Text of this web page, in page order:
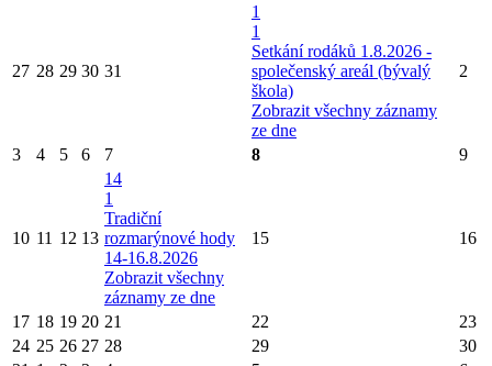
27 28 29 30 31
1
1
Setkání rodáků 1.8.2026 -
společenský areál (bývalý
škola)
Zobrazit všechny záznamy
ze dne
2
3 4 5 6 7 8 9
10 11 12 13
14
1
Tradiční
rozmarýnové hody
14-16.8.2026
Zobrazit všechny
záznamy ze dne
15 16
17 18 19 20 21 22
23
24 25 26 27 28 29
30